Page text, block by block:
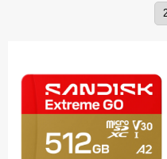
XDCAM ODA BD
磁気テープ
アカウント・設定
会員登録内容変更